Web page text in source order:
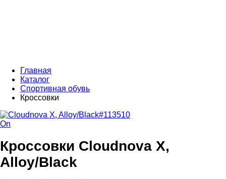
Главная
Каталог
Спортивная обувь
Кроссовки
On
Кроссовки Cloudnova X,
Alloy/Black